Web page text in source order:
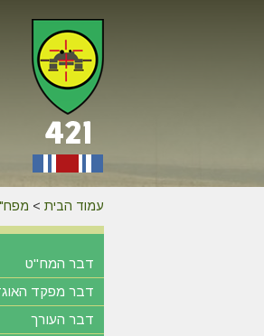
עמוד הבית > מפח"ט
דבר המח"ט
דבר מפקד
דבר העורך